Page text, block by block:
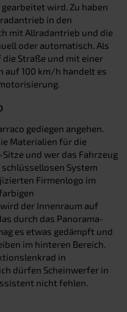
wird. Zu haben
in den
mit Allradantrieb und die
oder automatisch. Als
die Straße und mit einer
auf 100 km/h handelt es
gediegen angehen.
Materialien für die
und wer das Fahrzeug
System
Firmenlogo im
der Innenraum auf
durch das Panorama-
es etwas gedämpft und
im hinteren Bereich.
in
dürfen Scheinwerfer in
nicht fehlen.